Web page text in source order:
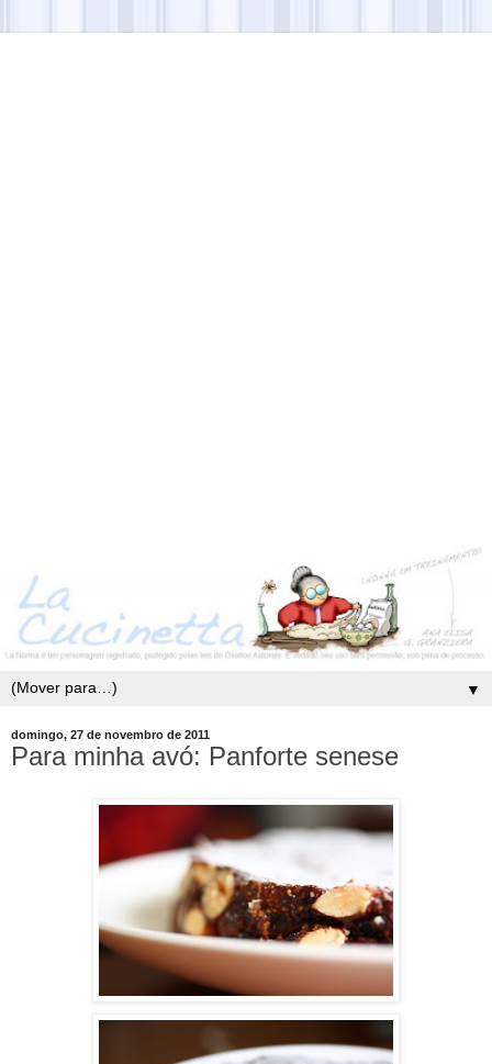
▼
domingo, 27 de novembro de 2011
Para minha avó: Panforte senese